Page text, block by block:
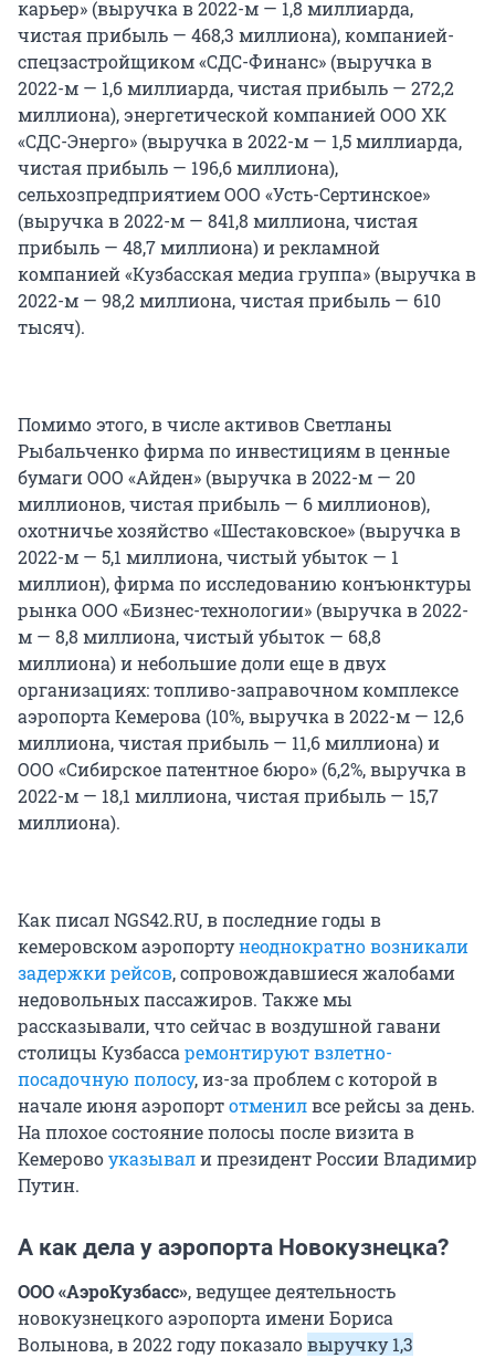
карьер» (выручка в 2022-м — 1,8 миллиарда,
чистая прибыль — 468,3 миллиона), компанией-
спецзастройщиком «СДС-Финанс» (выручка в
2022-м — 1,6 миллиарда, чистая прибыль — 272,2
миллиона), энергетической компанией ООО ХК
«СДС-Энерго» (выручка в 2022-м — 1,5 миллиарда,
чистая прибыль — 196,6 миллиона),
сельхозпредприятием ООО «Усть-Сертинское»
(выручка в 2022-м — 841,8 миллиона, чистая
прибыль — 48,7 миллиона) и рекламной
компанией «Кузбасская медиа группа» (выручка в
2022-м — 98,2 миллиона, чистая прибыль — 610
тысяч).
Помимо этого, в числе активов Светланы
Рыбальченко фирма по инвестициям в ценные
бумаги ООО «Айден» (выручка в 2022-м — 20
миллионов, чистая прибыль — 6 миллионов),
охотничье хозяйство «Шестаковское» (выручка в
2022-м — 5,1 миллиона, чистый убыток — 1
миллион), фирма по исследованию конъюнктуры
рынка ООО «Бизнес-технологии» (выручка в 2022-
м — 8,8 миллиона, чистый убыток — 68,8
миллиона) и небольшие доли еще в двух
организациях: топливо-заправочном комплексе
аэропорта Кемерова (10%, выручка в 2022-м — 12,6
миллиона, чистая прибыль — 11,6 миллиона) и
ООО «Сибирское патентное бюро» (6,2%, выручка в
2022-м — 18,1 миллиона, чистая прибыль — 15,7
миллиона).
Как писал NGS42.RU, в последние годы в
кемеровском аэропортунеоднократновозникали
задержкирейсов, сопровождавшиеся жалобами
недовольных пассажиров. Также мы
рассказывали, что сейчас в воздушной гавани
столицы Кузбассаремонтируют взлетно-
посадочную полосу, из-за проблем с которой в
начале июня аэропортотменилвсе рейсы за день.
На плохое состояние полосы после визита в
Кемеровоуказывали президент России Владимир
Путин.
А как дела у аэропорта Новокузнецка?
ООО «АэроКузбасс», ведущее деятельность
новокузнецкого аэропорта имени Бориса
Волынова, в 2022 году показаловыручку 1,3